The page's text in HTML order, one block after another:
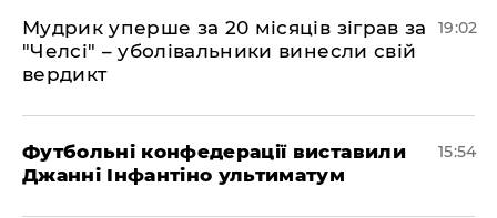
​Мудрик уперше за 20 місяців зіграв за
"Челсі" – уболівальники винесли свій
вердикт
19:02
Футбольні конфедерації виставили
Джанні Інфантіно ультиматум
15:54